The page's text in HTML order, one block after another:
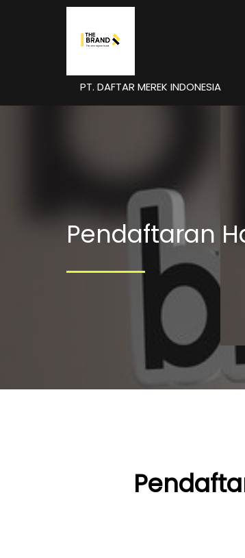
PT. DAFTAR MEREK INDONESIA
Pendaftaran